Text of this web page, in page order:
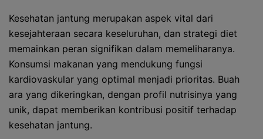
Kesehatan jantung merupakan aspek vital dari
kesejahteraan secara keseluruhan, dan strategi diet
memainkan peran signifikan dalam memeliharanya.
Konsumsi makanan yang mendukung fungsi
kardiovaskular yang optimal menjadi prioritas. Buah
ara yang dikeringkan, dengan profil nutrisinya yang
unik, dapat memberikan kontribusi positif terhadap
kesehatan jantung.